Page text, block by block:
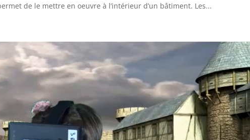
de le mettre en oeuvre à l’intérieur d’un bâtiment. Les...